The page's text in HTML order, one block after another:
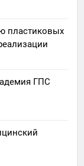
пластиковых
ГПС